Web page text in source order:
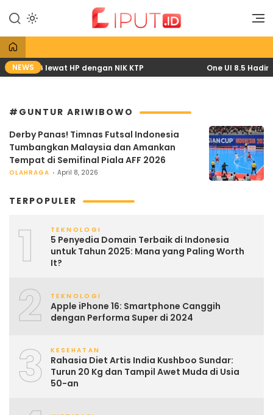
konten
Liput
Liputan Digital
NEWS
2026 lewat HP dengan NIK KTP One UI 8.5 Hadir
#GUNTUR ARIWIBOWO
Derby Panas! Timnas Futsal Indonesia
Tumbangkan Malaysia dan Amankan
Tempat di Semifinal Piala AFF 2026
OLAHRAGA April 8, 2026
TERPOPULER
1 TEKNOLOGI
5 Penyedia Domain Terbaik di Indonesia
untuk Tahun 2025: Mana yang Paling Worth
It?
2 TEKNOLOGI
Apple iPhone 16: Smartphone Canggih
dengan Performa Super di 2024
3 KESEHATAN
Rahasia Diet Artis India Kushboo Sundar:
Turun 20 Kg dan Tampil Awet Muda di Usia
50-an